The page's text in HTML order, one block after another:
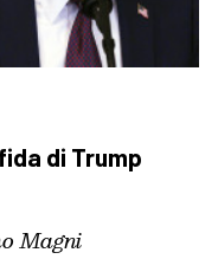
di Trump
Magni